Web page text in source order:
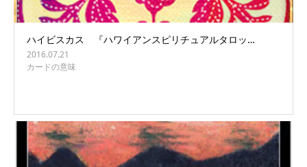
ハイビスカス 『ハワイアンスピリチュアルタロッ…
2016.07.21
カードの意味